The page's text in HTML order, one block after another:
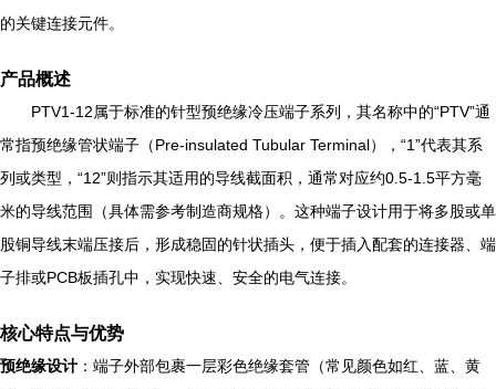
的关键连接元件。
产品概述
PTV1-12属于标准的针型预绝缘冷压端子系列，其名称中的“PTV”通
常指预绝缘管状端子（Pre-insulated Tubular Terminal），“1”代表其系
列或类型，“12”则指示其适用的导线截面积，通常对应约0.5-1.5平方毫
米的导线范围（具体需参考制造商规格）。这种端子设计用于将多股或单
股铜导线末端压接后，形成稳固的针状插头，便于插入配套的连接器、端
子排或PCB板插孔中，实现快速、安全的电气连接。
核心特点与优势
预绝缘设计 ：端子外部包裹一层彩色绝缘套管（常见颜色如红、蓝、黄